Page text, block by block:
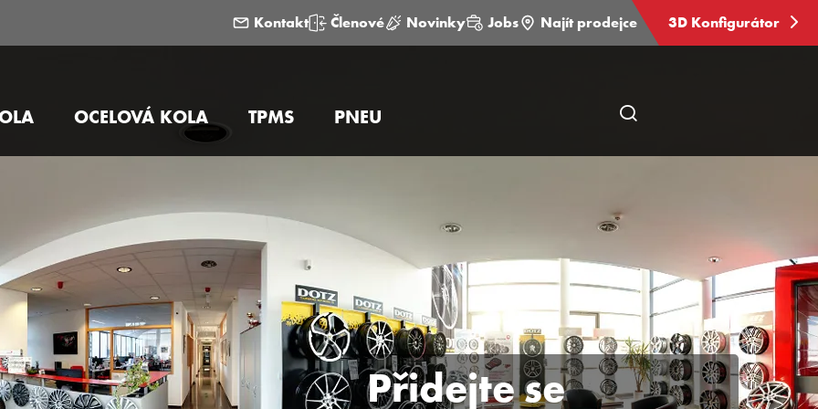
Kontakt Členové Novinky Jobs Najít prodejce 3D Konfigurátor
OCELOVÁ KOLA TPMS PNEU
Přidejte se